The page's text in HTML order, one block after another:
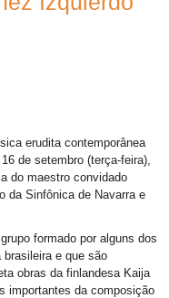
erudita contemporânea
de setembro (terça-feira),
do maestro convidado
da Sinfônica de Navarra e
formado por alguns dos
e que são
obras da finlandesa Kaija
importantes da composição